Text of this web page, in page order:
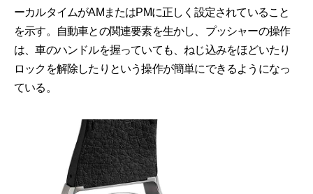
ーカルタイムがAMまたはPMに正しく設定されていること
を示す。自動車との関連要素を生かし、プッシャーの操作
は、車のハンドルを握っていても、ねじ込みをほどいたり
ロックを解除したりという操作が簡単にできるようになっ
ている。